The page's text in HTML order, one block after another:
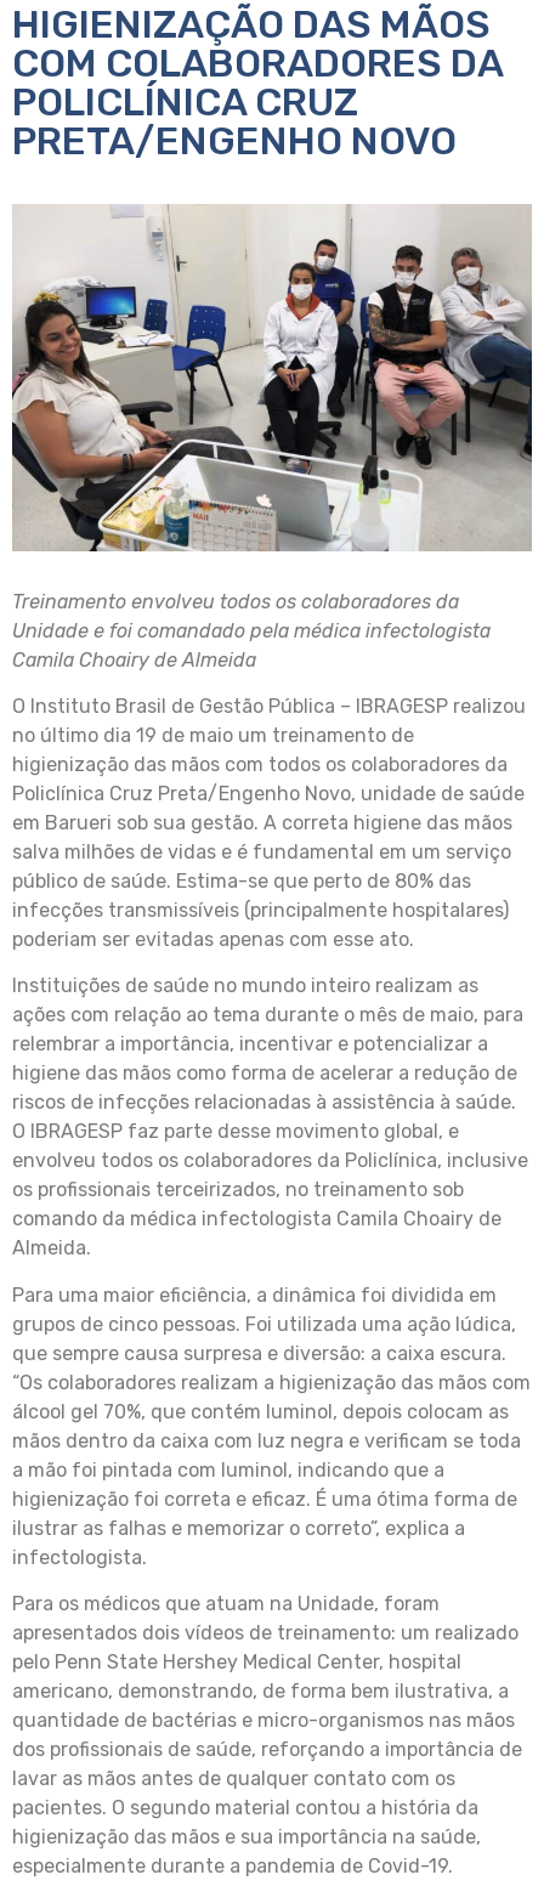
HIGIENIZAÇÃO DAS MÃOS
COM COLABORADORES DA
POLICLÍNICA CRUZ
PRETA/ENGENHO NOVO
Treinamento envolveu todos os colaboradores da
Unidade e foi comandado pela médica infectologista
Camila Choairy de Almeida
O Instituto Brasil de Gestão Pública – IBRAGESP realizou
no último dia 19 de maio um treinamento de
higienização das mãos com todos os colaboradores da
Policlínica Cruz Preta/Engenho Novo, unidade de saúde
em Barueri sob sua gestão. A correta higiene das mãos
salva milhões de vidas e é fundamental em um serviço
público de saúde. Estima-se que perto de 80% das
infecções transmissíveis (principalmente hospitalares)
poderiam ser evitadas apenas com esse ato.
Instituições de saúde no mundo inteiro realizam as
ações com relação ao tema durante o mês de maio, para
relembrar a importância, incentivar e potencializar a
higiene das mãos como forma de acelerar a redução de
riscos de infecções relacionadas à assistência à saúde.
O IBRAGESP faz parte desse movimento global, e
envolveu todos os colaboradores da Policlínica, inclusive
os profissionais terceirizados, no treinamento sob
comando da médica infectologista Camila Choairy de
Almeida.
Para uma maior eficiência, a dinâmica foi dividida em
grupos de cinco pessoas. Foi utilizada uma ação lúdica,
que sempre causa surpresa e diversão: a caixa escura.
“Os colaboradores realizam a higienização das mãos com
álcool gel 70%, que contém luminol, depois colocam as
mãos dentro da caixa com luz negra e verificam se toda
a mão foi pintada com luminol, indicando que a
higienização foi correta e eficaz. É uma ótima forma de
ilustrar as falhas e memorizar o correto”, explica a
infectologista.
Para os médicos que atuam na Unidade, foram
apresentados dois vídeos de treinamento: um realizado
pelo Penn State Hershey Medical Center, hospital
americano, demonstrando, de forma bem ilustrativa, a
quantidade de bactérias e micro-organismos nas mãos
dos profissionais de saúde, reforçando a importância de
lavar as mãos antes de qualquer contato com os
pacientes. O segundo material contou a história da
higienização das mãos e sua importância na saúde,
especialmente durante a pandemia de Covid-19.